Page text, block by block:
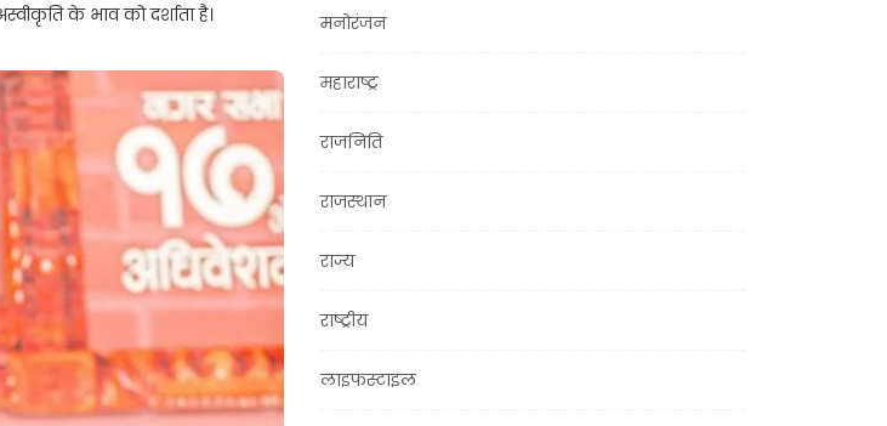
के भाव को दर्शाता है।
मनोरंजन
महाराष्ट्र
राजनिति
राजस्थान
राज्य
राष्ट्रीय
लाइफस्टाइल